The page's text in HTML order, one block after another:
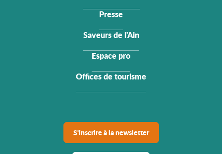
Presse
Saveurs de l'Ain
Espace pro
Offices de tourisme
S'inscrire à la newsletter